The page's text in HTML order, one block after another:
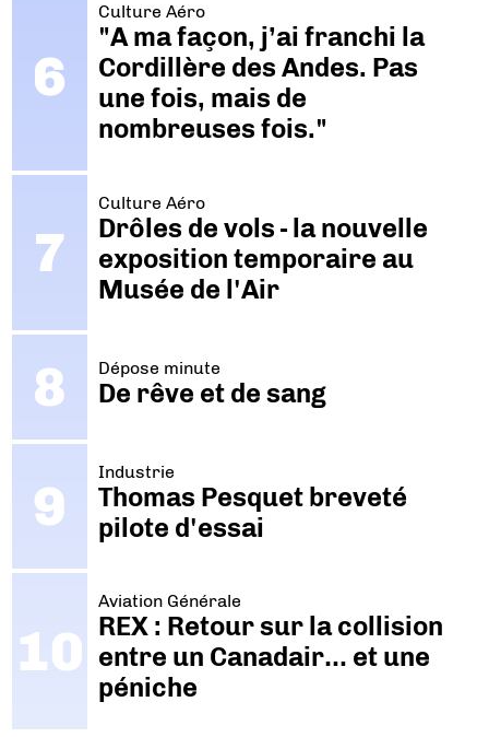
Culture Aéro
"A ma façon, j’ai franchi la
Cordillère des Andes. Pas
une fois, mais de
nombreuses fois."
Culture Aéro
Drôles de vols - la nouvelle
exposition temporaire au
Musée de l'Air
Dépose minute
De rêve et de sang
Industrie
Thomas Pesquet breveté
pilote d'essai
Aviation Générale
REX : Retour sur la collision
entre un Canadair… et une
péniche